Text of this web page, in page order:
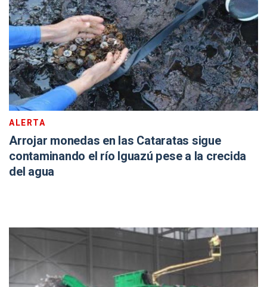
ALERTA
Arrojar monedas en las Cataratas sigue
contaminando el río Iguazú pese a la crecida
del agua